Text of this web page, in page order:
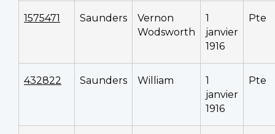
1575471 Saunders
Vernon
Wodsworth
1
janvier
1916
Pte
432822 Saunders William
1
janvier
1916
Pte